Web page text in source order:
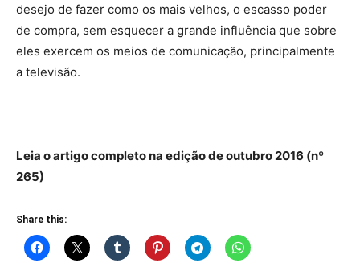
desejo de fazer como os mais velhos, o escasso poder
de compra, sem esquecer a grande influência que sobre
eles exercem os meios de comunicação, principalmente
a televisão.
Leia o artigo completo na edição de outubro 2016 (nº
265)
Share this: